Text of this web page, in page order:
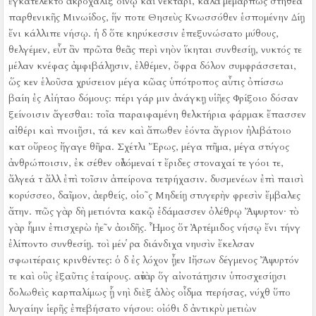
παρθενικῆς Μινωίδος, ἥν ποτε Θησεὺς Κνωσσόθεν ἑσπομένην Δίῃ
ἔνι κάλλιπε νήσῳ. ἡ δ ὅτε κηρύκεσσιν ἐπεξυνώσατο μύθους,
θελγέμεν, εὖτ ἂν πρῶτα θεᾶς περὶ νηὸν ἵκηται συνθεσίῃ, νυκτός τε
μέλαν κνέφας ἀμφιβάλῃσιν, ἐλθέμεν, ὄφρα δόλον συμφράσσεται,
ὥς κεν ἑλοῦσα χρύσειον μέγα κῶας ὑπότροπος αὖτις ὀπίσσω
βαίη ἐς Αἰήταο δόμους: πέρι γάρ μιν ἀνάγκῃ υἱῆες Φρίξοιο δόσαν
ξείνοισιν ἄγεσθαι: τοῖα παραιφαμένη θελκτήρια φάρμακ ἔπασσεν
αἰθέρι καὶ πνοιῇσι, τά κεν καὶ ἄπωθεν ἐόντα ἄγριον ἠλιβάτοιο
κατ οὔρεος ἤγαγε θῆρα. Σχέτλι Ἔρως, μέγα πῆμα, μέγα στύγος
ἀνθρώποισιν, ἐκ σέθεν οὐλόμεναί τ ἔριδες στοναχαί τε γόοι τε,
ἄλγεά τ ἄλλ ἐπὶ τοῖσιν ἀπείρονα τετρήχασιν. δυσμενέων ἐπὶ παισὶ
κορύσσεο, δαῖμον, ἀερθείς, οἱο῀ς Μηδείῃ στυγερὴν φρεσὶν ἔμβαλες
ἄτην. πῶς γὰρ δὴ μετιόντα κακῷ ἐδάμασσεν ὀλέθρῳ Ἄψυρτον· τὸ
γὰρ ἧμιν ἐπισχερὼ ἠε῀ν ἀοιδῆς. Ἦμος ὅτ Ἀρτέμιδος νήσῳ ἔνι τήνγ
ἐλίποντο συνθεσίῃ. τοὶ μέν ῥα διάνδιχα νηυσὶν ἔκελσαν
σφωιτέραις κρινθέντες: ὁ δ ἐς λόχον ᾖεν Ιἤσων δέγμενος Ἄψυρτόν
τε καὶ οὓς ἐξαῦτις ἑταίρους. αὐτὰρ ὅγ αἰνοτάτῃσιν ὑποσχεσίῃσι
δολωθεὶς καρπαλίμως ᾗ νηὶ διὲξ ἁλὸς οἶδμα περήσας, νύχθ ὕπο
λυγαίην ἱερῆς ἐπεβήσατο νήσου: οἰόθι δ ἀντικρὺ μετιὼν